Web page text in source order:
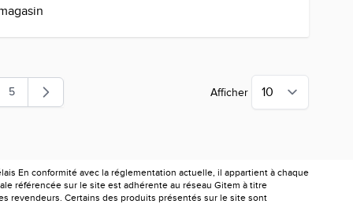
page
Page
5 Afficher
En conformité avec la réglementation actuelle, il appartient à chaque
référencée sur le site est adhérente au réseau Gitem à titre
revendeurs. Certains des produits présentés sur le site sont